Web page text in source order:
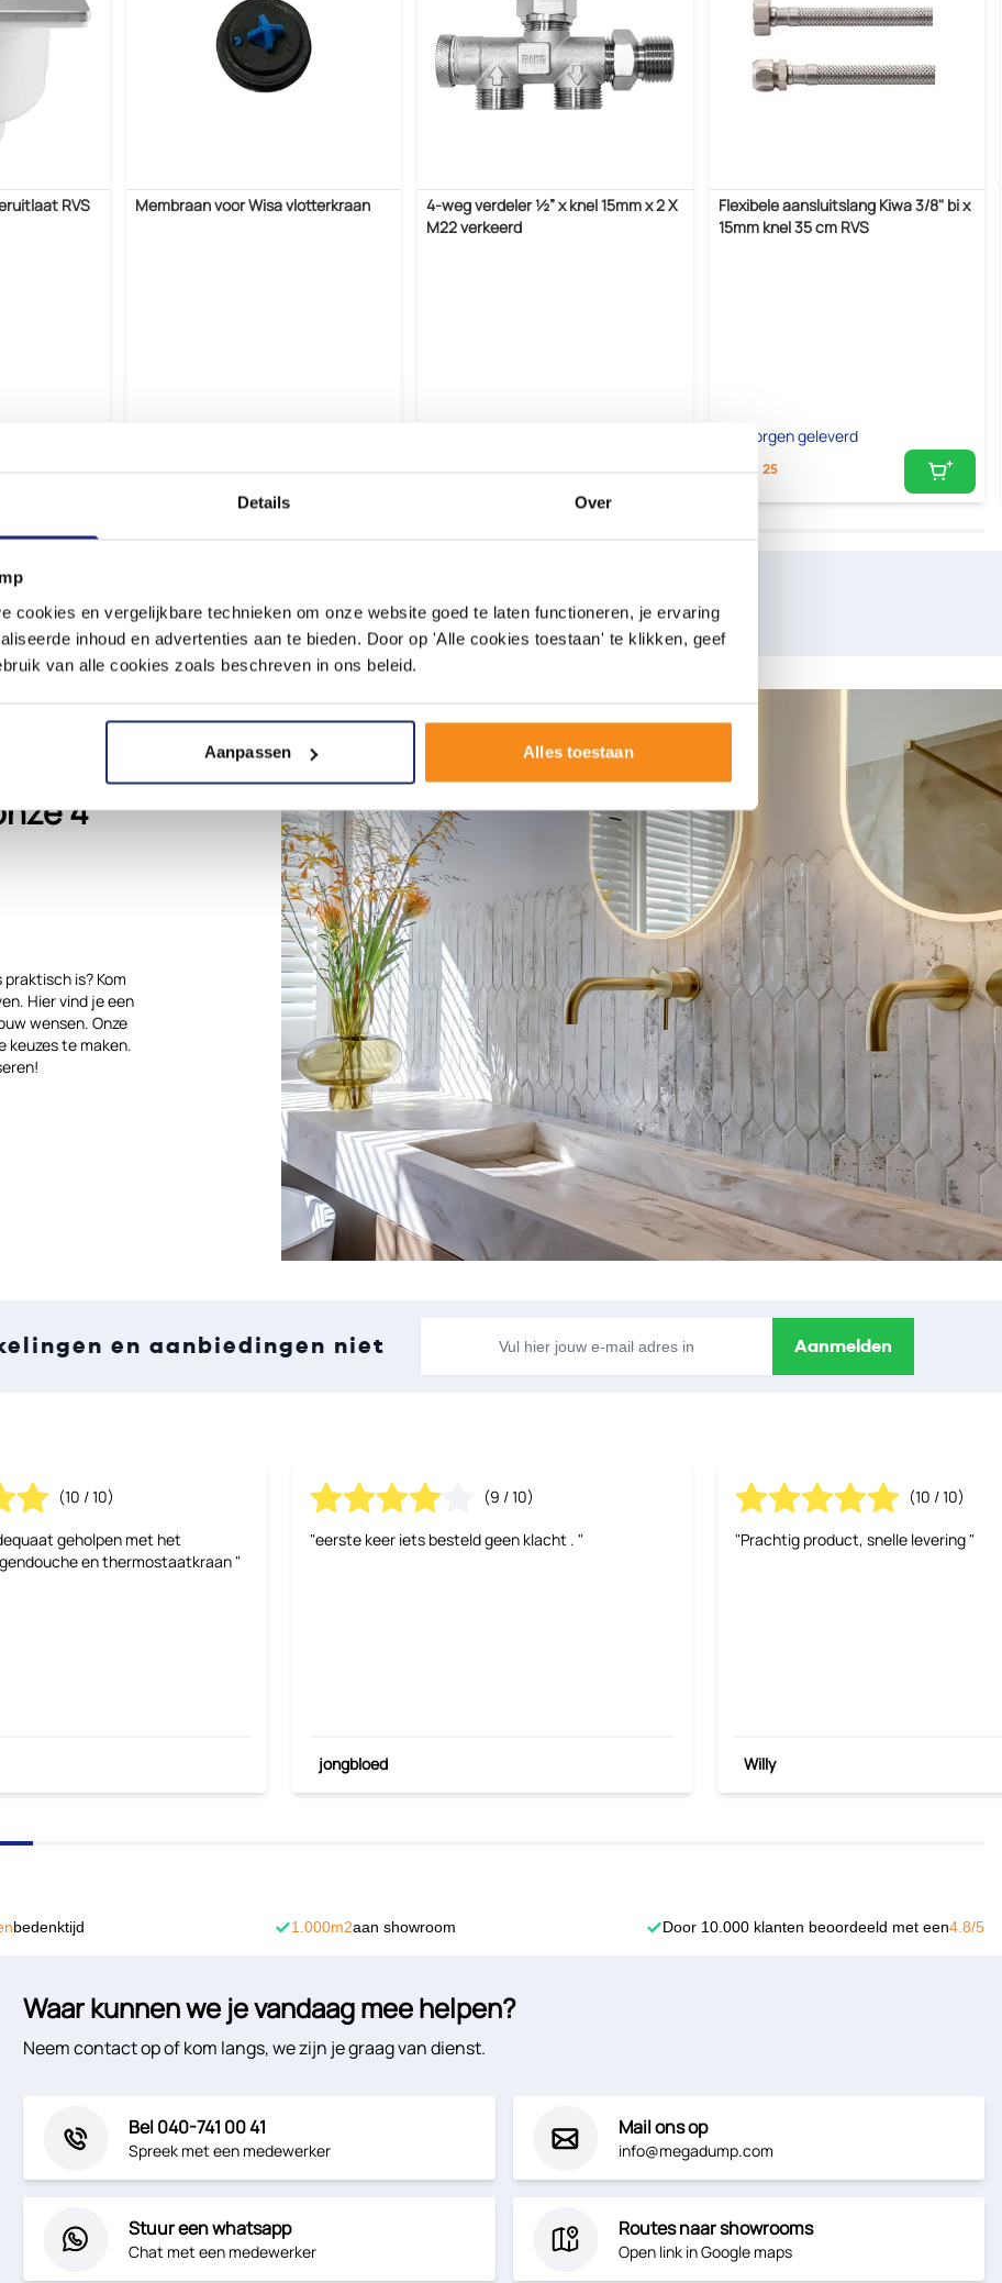
Details Over
cookies en vergelijkbare technieken om onze website goed te laten functioneren, je ervaring
inhoud en advertenties aan te bieden. Door op 'Alle cookies toestaan' te klikken, geef
van alle cookies zoals beschreven in ons beleid.
Aanpassen Alles toestaan
RVS Membraan voor Wisa vlotterkraan
4-weg verdeler ½” x knel 15mm x 2 X
M22 verkeerd
Flexibele aansluitslang Kiwa 3/8" bi x
15mm knel 35 cm RVS
Morgen geleverd
25
door onze experts
op een moment naar keuze
4
is? Kom
Hier vind je een
wensen. Onze
keuzes te maken.
en aanbiedingen niet Aanmelden
(10 / 10)
geholpen met het
en thermostaatkraan "
(9 / 10)
"eerste keer iets besteld geen klacht . "
jongbloed
(10 / 10)
"Prachtig product, snelle levering "
Willy
bedenktijd 1.000m2aan showroom Door 10.000 klanten beoordeeld met een4.8/5
Waar kunnen we je vandaag mee helpen?
Neem contact op of kom langs, we zijn je graag van dienst.
Bel 040-741 00 41
Spreek met een medewerker
Mail ons op
info@megadump.com
Stuur een whatsapp
Chat met een medewerker
Routes naar showrooms
Open link in Google maps